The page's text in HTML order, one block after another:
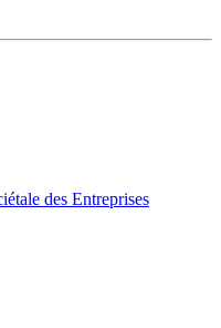
des Entreprises